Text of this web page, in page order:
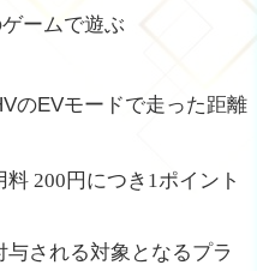
ームで遊ぶ
のEVモードで走った距離
料 200円につき1ポイント
される対象となるプラ